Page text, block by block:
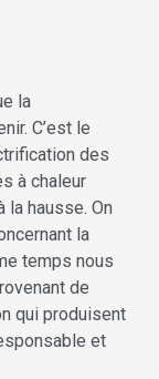
la
C’est le
des
à chaleur
hausse. On
la
temps nous
de
qui produisent
et